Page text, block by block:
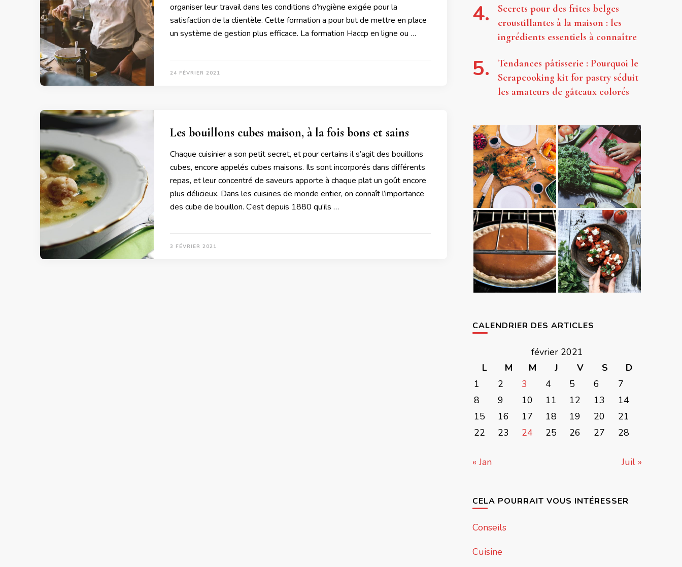
organiser leur travail dans les conditions d’hygiène exigée pour la
satisfaction de la clientèle. Cette formation a pour but de mettre en place
un système de gestion plus efficace. La formation Haccp en ligne ou …
24 FÉVRIER 2021
Les bouillons cubes maison, à la fois bons et sains
Chaque cuisinier a son petit secret, et pour certains il s’agit des bouillons
cubes, encore appelés cubes maisons. Ils sont incorporés dans différents
repas, et leur concentré de saveurs apporte à chaque plat un goût encore
plus délicieux. Dans les cuisines de monde entier, on connaît l’importance
des cube de bouillon. C’est depuis 1880 qu’ils …
3 FÉVRIER 2021
Secrets pour des frites belges
croustillantes à la maison : les
ingrédients essentiels à connaître
Tendances pâtisserie : Pourquoi le
Scrapcooking kit for pastry séduit
les amateurs de gâteaux colorés
CALENDRIER DES ARTICLES
février 2021
L
M M J V S
D
1
2 3 4 5 6
7
8
9 10 11 12 13
14
15
16 17 18 19 20
21
22
23 24 25 26 27 28
« Jan Juil »
CELA POURRAIT VOUS INTÉRESSER
Conseils
Cuisine